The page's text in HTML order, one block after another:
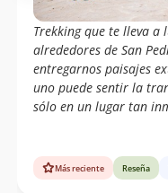
Trekking que te lleva a
alrededores de San
entregarnos paisajes
uno puede sentir la
sólo en un lugar tan
Más reciente Reseña